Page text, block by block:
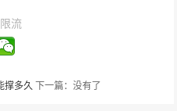
流
撑多久 下一篇：没有了